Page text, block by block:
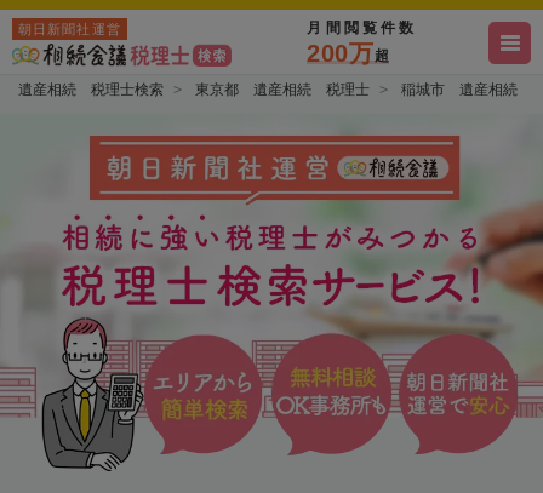
朝日新聞社運営 月間閲覧件数
200万超
遺産相続 税理士検索 東京都 遺産相続 税理士 稲城市 遺産相続